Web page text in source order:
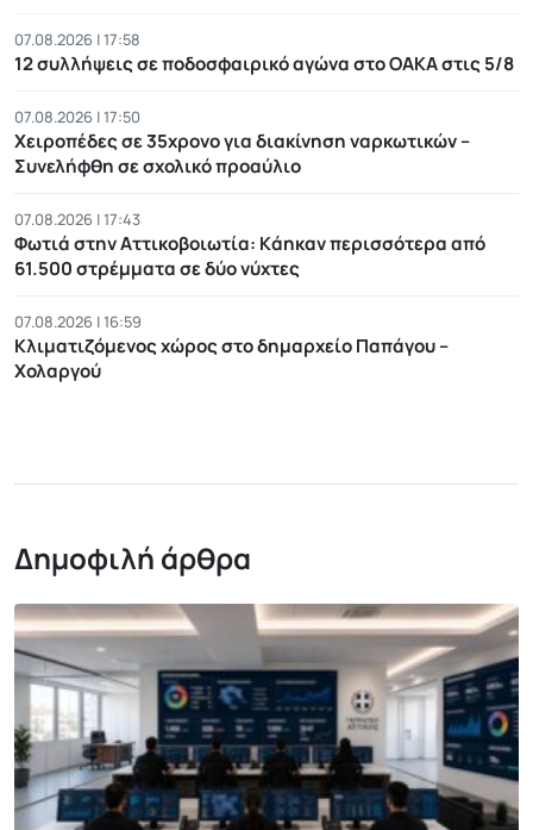
07.08.2026 | 17:58
12 συλλήψεις σε ποδοσφαιρικό αγώνα στο ΟΑΚΑ στις 5/8
07.08.2026 | 17:50
Χειροπέδες σε 35χρονο για διακίνηση ναρκωτικών –
Συνελήφθη σε σχολικό προαύλιο
07.08.2026 | 17:43
Φωτιά στην Αττικοβοιωτία: Kάηκαν περισσότερα από
61.500 στρέμματα σε δύο νύχτες
07.08.2026 | 16:59
Κλιματιζόμενος χώρος στο δημαρχείο Παπάγου –
Χολαργού
Δημοφιλή άρθρα